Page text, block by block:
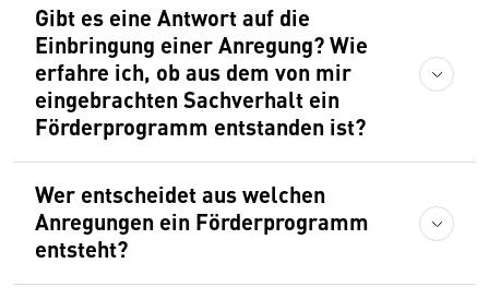
Gibt es eine Antwort auf die
Einbringung einer Anregung? Wie
erfahre ich, ob aus dem von mir
eingebrachten Sachverhalt ein
Förderprogramm entstanden ist?
Wer entscheidet aus welchen
Anregungen ein Förderprogramm
entsteht?